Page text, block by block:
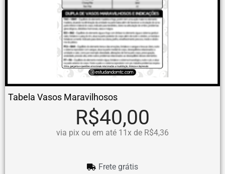
Tabela Vasos Maravilhosos
R$40,00
via pix ou em até 11x de R$4,36
Frete grátis